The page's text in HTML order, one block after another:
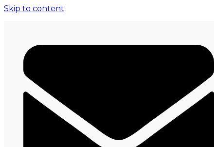
Skip to content